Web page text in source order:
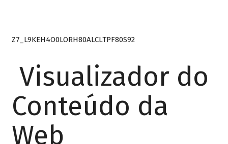
Z7_L9KEH4O0LORH80ALCLTPF80S92
Visualizador do
Conteúdo da
Web